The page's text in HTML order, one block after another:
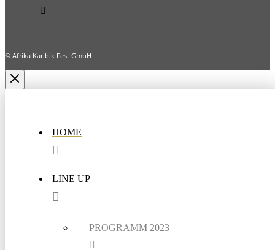
© Afrika Karibik Fest GmbH
HOME
LINE UP
PROGRAMM 2023